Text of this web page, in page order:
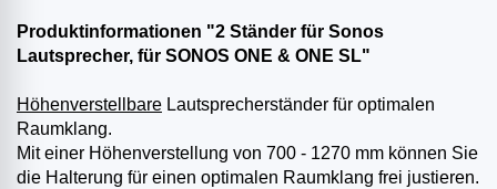
Produktinformationen "2 Ständer für Sonos
Lautsprecher, für SONOS ONE & ONE SL"
Höhenverstellbare Lautsprecherständer für optimalen
Raumklang.
Mit einer Höhenverstellung von 700 - 1270 mm können Sie
die Halterung für einen optimalen Raumklang frei justieren.